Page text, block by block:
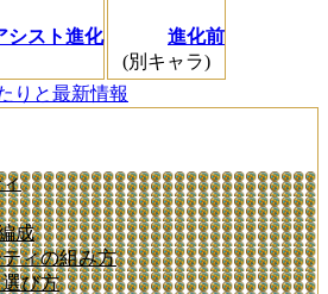
シスト進化
進化前
(別キャラ)
りと最新情報
成
ィの組み方
び方